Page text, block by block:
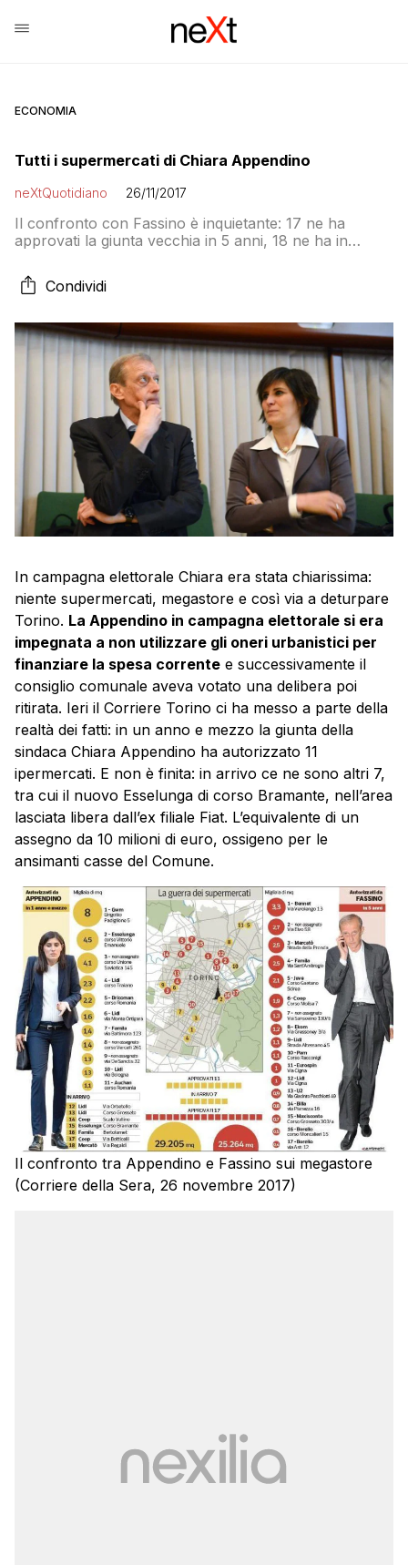
ECONOMIA
Tutti i supermercati di Chiara Appendino
neXtQuotidiano 26/11/2017
Il confronto con Fassino è inquietante: 17 ne ha
approvati la giunta vecchia in 5 anni, 18 ne ha in
Condividi
In campagna elettorale Chiara era stata chiarissima:
niente supermercati, megastore e così via a deturpare
Torino. La Appendino in campagna elettorale si era
impegnata a non utilizzare gli oneri urbanistici per
finanziare la spesa corrente e successivamente il
consiglio comunale aveva votato una delibera poi
ritirata. Ieri il Corriere Torino ci ha messo a parte della
realtà dei fatti: in un anno e mezzo la giunta della
sindaca Chiara Appendino ha autorizzato 11
ipermercati. E non è finita: in arrivo ce ne sono altri 7,
tra cui il nuovo Esselunga di corso Bramante, nell’area
lasciata libera dall’ex filiale Fiat. L’equivalente di un
assegno da 10 milioni di euro, ossigeno per le
ansimanti casse del Comune.
Il confronto tra Appendino e Fassino sui megastore
(Corriere della Sera, 26 novembre 2017)